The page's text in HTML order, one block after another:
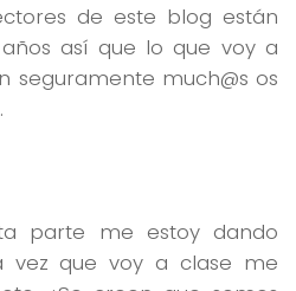
de este blog están
así que lo que voy a
seguramente much@s os
parte me estoy dando
vez que voy a clase me